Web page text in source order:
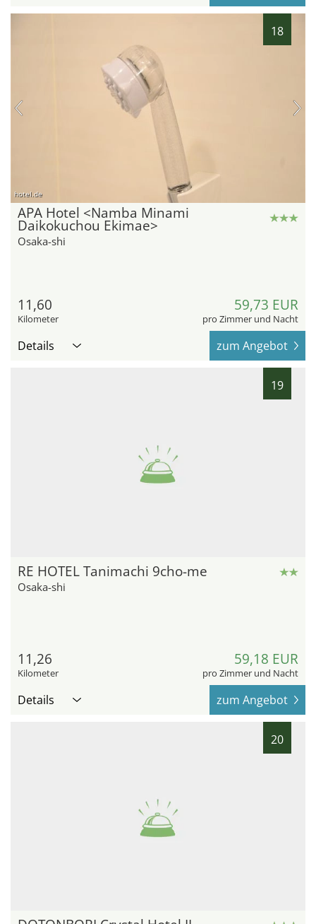
18
hotel.de
APA Hotel <Namba Minami
Daikokuchou Ekimae>
Osaka-shi
11,60
Kilometer
59,73 EUR
pro Zimmer und Nacht
Details zum Angebot
19
RE HOTEL Tanimachi 9cho-me
Osaka-shi
11,26
Kilometer
59,18 EUR
pro Zimmer und Nacht
Details zum Angebot
20